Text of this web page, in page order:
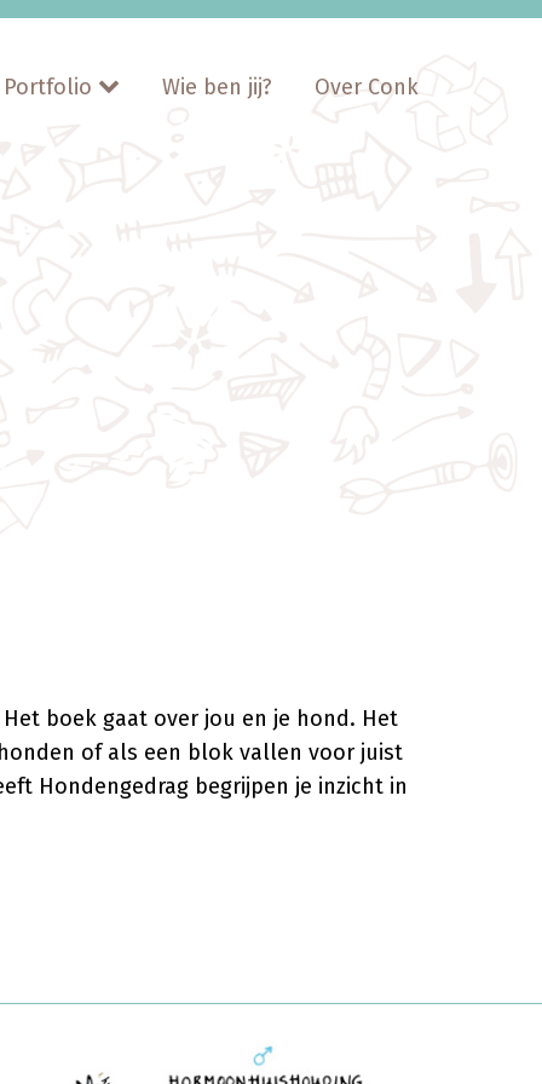
Portfolio Wie ben jij? Over Conk
boek gaat over jou en je hond. Het
of als een blok vallen voor juist
Hondengedrag begrijpen je inzicht in